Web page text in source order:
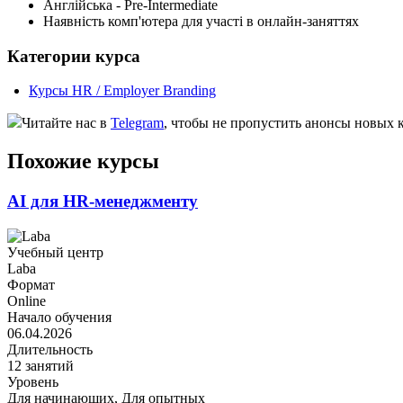
Англійська - Pre-Intermediate
Наявність комп'ютера для участі в онлайн-заняттях
Категории курса
Курсы HR / Employer Branding
Читайте нас в Telegram, чтобы не пропустить анонсы новых
Похожие курсы
AI для HR-менеджменту
Учебный центр
Laba
Формат
Online
Начало обучения
06.04.2026
Длительность
12 занятий
Уровень
Для начинающих, Для опытных